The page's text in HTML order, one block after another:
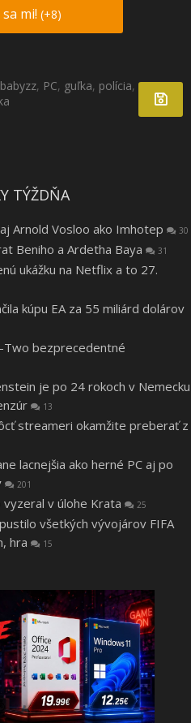
mi! (+8)
, PC, guľka, polícia,
TÝŽDŇA
Arnold Vosloo ako Imhotep 30
Beniho a Ardetha Baya 31
ukážku na Netflix a to 27.
kúpu EA za 55 miliárd dolárov
Two bezprecedentné
je po 24 rokoch v Nemecku
13
streameri okamžite preberať z
lacnejšia ako herné PC aj po
201
vyzeral v úlohe Krata 25
všetkých vývojárov FIFA
hra
15